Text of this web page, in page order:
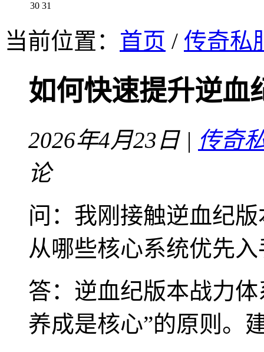
30 31
当前位置： 首页 / 传奇私
如何快速提升逆血
2026年4月23日 | 传奇
论
问：我刚接触逆血纪
从哪些核心系统优先
答：逆血纪版本战力
养成是核心”的原则。